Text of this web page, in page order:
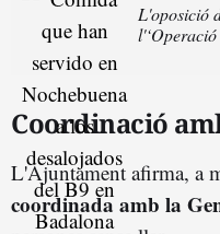
L'oposició
Coordinació
L'Ajuntament afirma, a
coordinada amb la